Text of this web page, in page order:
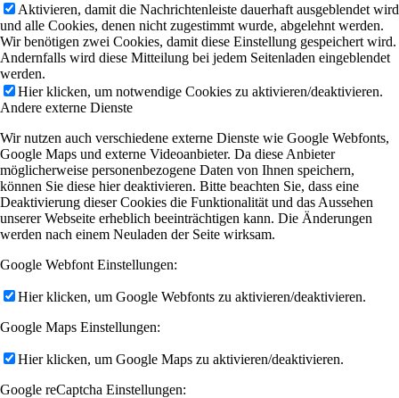
Aktivieren, damit die Nachrichtenleiste dauerhaft ausgeblendet wird
und alle Cookies, denen nicht zugestimmt wurde, abgelehnt werden.
Wir benötigen zwei Cookies, damit diese Einstellung gespeichert wird.
Andernfalls wird diese Mitteilung bei jedem Seitenladen eingeblendet
werden.
Hier klicken, um notwendige Cookies zu aktivieren/deaktivieren.
Andere externe Dienste
Wir nutzen auch verschiedene externe Dienste wie Google Webfonts,
Google Maps und externe Videoanbieter. Da diese Anbieter
möglicherweise personenbezogene Daten von Ihnen speichern,
können Sie diese hier deaktivieren. Bitte beachten Sie, dass eine
Deaktivierung dieser Cookies die Funktionalität und das Aussehen
unserer Webseite erheblich beeinträchtigen kann. Die Änderungen
werden nach einem Neuladen der Seite wirksam.
Google Webfont Einstellungen:
Hier klicken, um Google Webfonts zu aktivieren/deaktivieren.
Google Maps Einstellungen:
Hier klicken, um Google Maps zu aktivieren/deaktivieren.
Google reCaptcha Einstellungen: